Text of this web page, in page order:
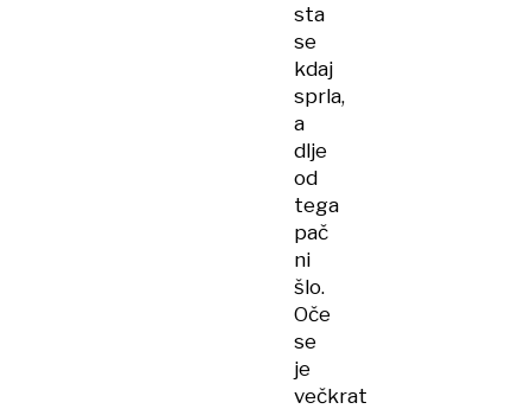
sta
se
kdaj
sprla,
a
dlje
od
tega
pač
ni
šlo.
Oče
se
je
večkrat